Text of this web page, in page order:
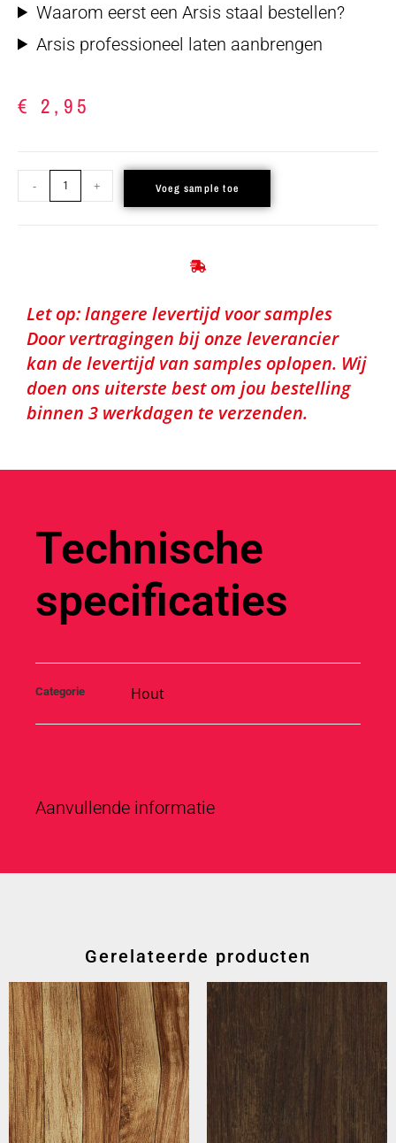
Waarom eerst een Arsis staal bestellen?
Arsis professioneel laten aanbrengen
€ 2,95
- + Voeg sample toe
Let op: langere levertijd voor samples
Door vertragingen bij onze leverancier
kan de levertijd van samples oplopen. Wij
doen ons uiterste best om jou bestelling
binnen 3 werkdagen te verzenden.
Technische
specificaties
Categorie Hout
Aanvullende informatie
Gerelateerde producten